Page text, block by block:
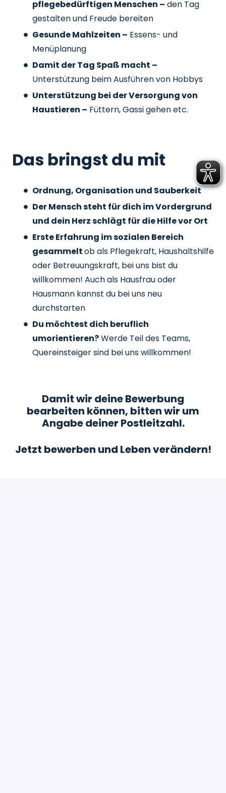
pflegebedürftigen Menschen – den Tag
gestalten und Freude bereiten
Gesunde Mahlzeiten – Essens- und
Menüplanung
Damit der Tag Spaß macht –
Unterstützung beim Ausführen von Hobbys
Unterstützung bei der Versorgung von
Haustieren – Füttern, Gassi gehen etc.
Das bringst du mit
Ordnung, Organisation und Sauberkeit
Der Mensch steht für dich im Vordergrund
und dein Herz schlägt für die Hilfe vor Ort
Erste Erfahrung im sozialen Bereich
gesammeltob als Pflegekraft, Haushaltshilfe
oder Betreuungskraft, bei uns bist du
willkommen! Auch als Hausfrau oder
Hausmann kannst du bei uns neu
durchstarten
Du möchtest dich beruflich
umorientieren?Werde Teil des Teams,
Quereinsteiger sind bei uns willkommen!
Damit wir deine Bewerbung
bearbeiten können, bitten wir um
Angabe deiner Postleitzahl.
Jetzt bewerben und Leben verändern!